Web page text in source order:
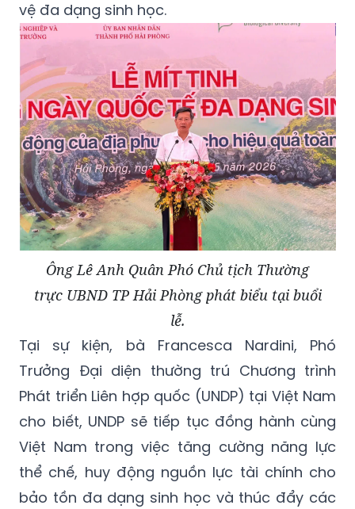
vệ đa dạng sinh học.
Ông Lê Anh Quân Phó Chủ tịch Thường
trực UBND TP Hải Phòng phát biểu tại buổi
lễ.
Tại sự kiện, bà Francesca Nardini, Phó
Trưởng Đại diện thường trú Chương trình
Phát triển Liên hợp quốc (UNDP) tại Việt Nam
cho biết, UNDP sẽ tiếp tục đồng hành cùng
Việt Nam trong việc tăng cường năng lực
thể chế, huy động nguồn lực tài chính cho
bảo tồn đa dạng sinh học và thúc đẩy các